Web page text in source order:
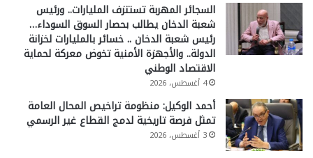
السجائر المهربة تستنزف المليارات.. ورئيس
شعبة الدخان يطالب بحصار السوق السوداء…
رئيس شعبة الدخان .. خسائر بالمليارات لخزانة
الدولة.. والأجهزة الأمنية تخوض معركة لحماية
الاقتصاد الوطني
4 أغسطس، 2026
أحمد الوكيل: منظومة تراخيص المحال العامة
تمثل فرصة تاريخية لدمج القطاع غير الرسمي
3 أغسطس، 2026